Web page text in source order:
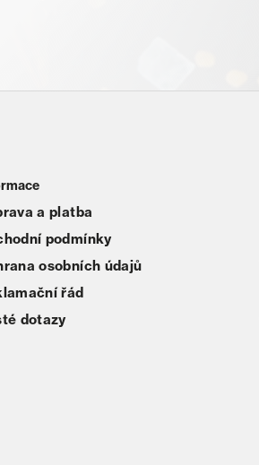
a platba
podmínky
osobních údajů
řád
dotazy